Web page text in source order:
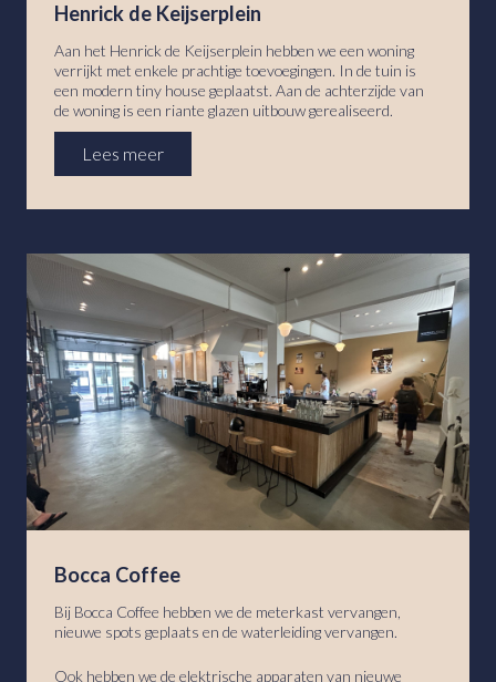
Henrick de Keijserplein
Aan het Henrick de Keijserplein hebben we een woning
verrijkt met enkele prachtige toevoegingen. In de tuin is
een modern tiny house geplaatst. Aan de achterzijde van
de woning is een riante glazen uitbouw gerealiseerd.
Lees meer
Bocca Coffee
Bij Bocca Coffee hebben we de meterkast vervangen,
nieuwe spots geplaats en de waterleiding vervangen.
Ook hebben we de elektrische apparaten van nieuwe